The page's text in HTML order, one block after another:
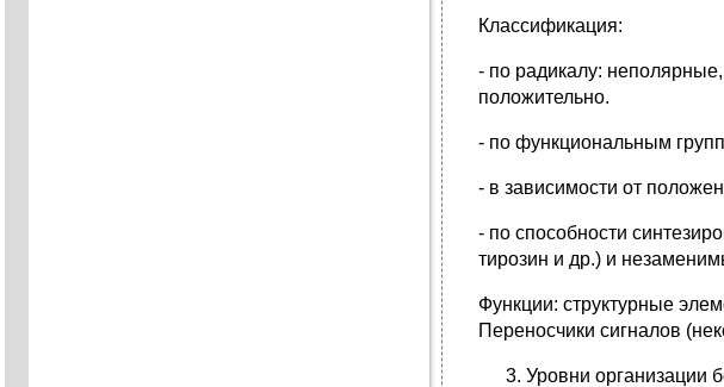
Классификация:
- по радикалу:
положительно.
- по функциональным
- в зависимости от
- по способности
тирозин и др.) и
Функции: структурные
Переносчики сигналов
Уровни организации